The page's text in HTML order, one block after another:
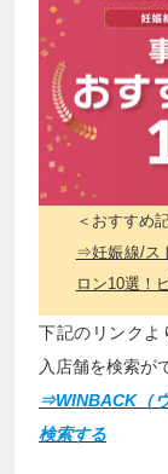
＜おすすめ
⇒妊娠線/ス
ロン10選！
下記のリンクよ
入店舗を検索が
⇒WINBACK（
検索する